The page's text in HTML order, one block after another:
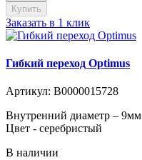
Купить
Заказать в 1 клик
Гибкий переход Optimus
Артикул: В0000015728
Внутренний диаметр – 9мм
Цвет - серебристый
В наличии